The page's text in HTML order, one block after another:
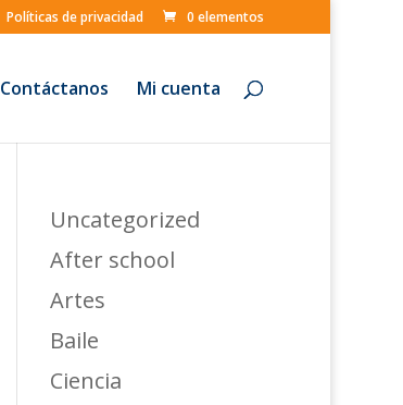
Políticas de privacidad 0 elementos
Contáctanos Mi cuenta
Uncategorized
After school
Artes
Baile
Ciencia